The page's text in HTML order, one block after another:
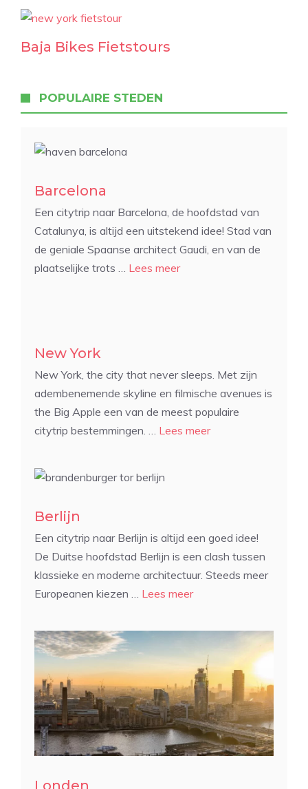
Baja Bikes Fietstours
POPULAIRE STEDEN
Barcelona
Een citytrip naar Barcelona, de hoofdstad van
Catalunya, is altijd een uitstekend idee! Stad van
de geniale Spaanse architect Gaudi, en van de
plaatselijke trots … Lees meer
New York
New York, the city that never sleeps. Met zijn
adembenemende skyline en filmische avenues is
the Big Apple een van de meest populaire
citytrip bestemmingen. … Lees meer
Berlijn
Een citytrip naar Berlijn is altijd een goed idee!
De Duitse hoofdstad Berlijn is een clash tussen
klassieke en moderne architectuur. Steeds meer
Europeanen kiezen … Lees meer
Londen